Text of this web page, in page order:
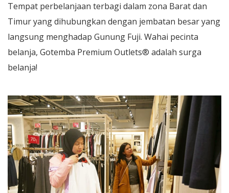
Tempat perbelanjaan terbagi dalam zona Barat dan
Timur yang dihubungkan dengan jembatan besar yang
langsung menghadap Gunung Fuji. Wahai pecinta
belanja, Gotemba Premium Outlets® adalah surga
belanja!